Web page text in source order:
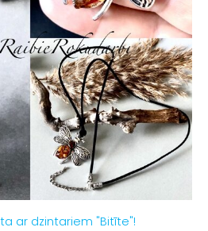
ar dzintariem "Bitīte"!